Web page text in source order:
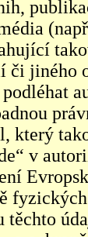
jiného
který
v
těchto